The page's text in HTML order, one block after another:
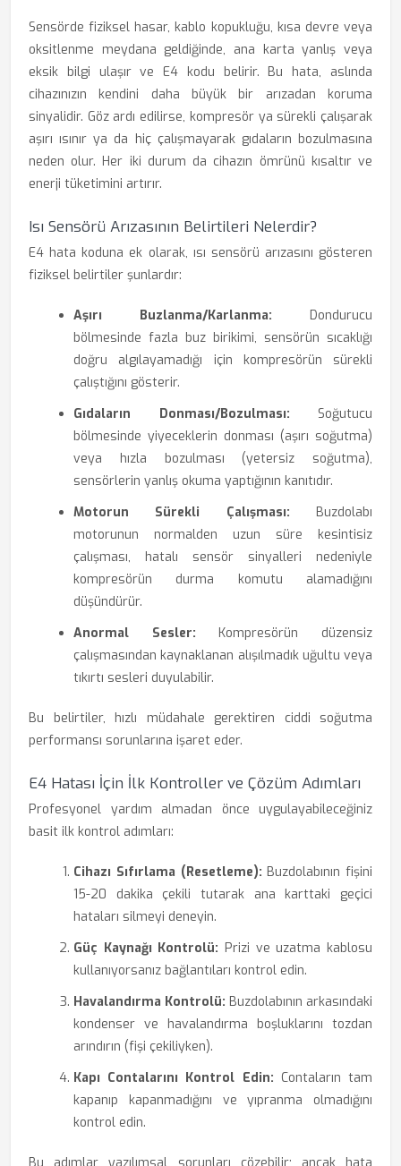
Sensörde fiziksel hasar, kablo kopukluğu, kısa devre veya
oksitlenme meydana geldiğinde, ana karta yanlış veya
eksik bilgi ulaşır ve E4 kodu belirir. Bu hata, aslında
cihazınızın kendini daha büyük bir arızadan koruma
sinyalidir. Göz ardı edilirse, kompresör ya sürekli çalışarak
aşırı ısınır ya da hiç çalışmayarak gıdaların bozulmasına
neden olur. Her iki durum da cihazın ömrünü kısaltır ve
enerji tüketimini artırır.
Isı Sensörü Arızasının Belirtileri Nelerdir?
E4 hata koduna ek olarak, ısı sensörü arızasını gösteren
fiziksel belirtiler şunlardır:
Aşırı Buzlanma/Karlanma: Dondurucu
bölmesinde fazla buz birikimi, sensörün sıcaklığı
doğru algılayamadığı için kompresörün sürekli
çalıştığını gösterir.
Gıdaların Donması/Bozulması: Soğutucu
bölmesinde yiyeceklerin donması (aşırı soğutma)
veya hızla bozulması (yetersiz soğutma),
sensörlerin yanlış okuma yaptığının kanıtıdır.
Motorun Sürekli Çalışması: Buzdolabı
motorunun normalden uzun süre kesintisiz
çalışması, hatalı sensör sinyalleri nedeniyle
kompresörün durma komutu alamadığını
düşündürür.
Anormal Sesler: Kompresörün düzensiz
çalışmasından kaynaklanan alışılmadık uğultu veya
tıkırtı sesleri duyulabilir.
Bu belirtiler, hızlı müdahale gerektiren ciddi soğutma
performansı sorunlarına işaret eder.
E4 Hatası İçin İlk Kontroller ve Çözüm Adımları
Profesyonel yardım almadan önce uygulayabileceğiniz
basit ilk kontrol adımları:
Cihazı Sıfırlama (Resetleme): Buzdolabının fişini
15-20 dakika çekili tutarak ana karttaki geçici
hataları silmeyi deneyin.
Güç Kaynağı Kontrolü: Prizi ve uzatma kablosu
kullanıyorsanız bağlantıları kontrol edin.
Havalandırma Kontrolü: Buzdolabının arkasındaki
kondenser ve havalandırma boşluklarını tozdan
arındırın (fişi çekiliyken).
Kapı Contalarını Kontrol Edin: Contaların tam
kapanıp kapanmadığını ve yıpranma olmadığını
kontrol edin.